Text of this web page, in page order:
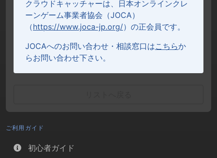
クラウドキャッチャーは、日本オンラインクレ
ーンゲーム事業者協会（JOCA）
（https://www.joca-jp.org/）の正会員です。
JOCAへのお問い合わせ・相談窓口はこちらか
らお問い合わせ下さい。
ご利用ガイド
初心者ガイド